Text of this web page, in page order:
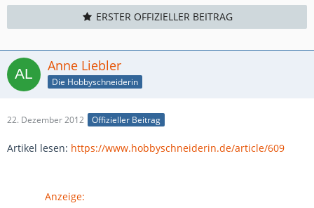
ERSTER OFFIZIELLER BEITRAG
Anne Liebler
Die Hobbyschneiderin
22. Dezember 2012 Offizieller Beitrag
Artikel lesen: https://www.hobbyschneiderin.de/article/609
Anzeige: